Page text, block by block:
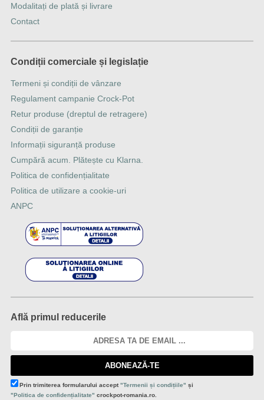
Modalitați de plată și livrare
Contact
Condiții comerciale și legislație
Termeni și condiții de vânzare
Regulament campanie Crock-Pot
Retur produse (dreptul de retragere)
Condiții de garanție
Informații siguranță produse
Cumpără acum. Plătește cu Klarna.
Politica de confidențialitate
Politica de utilizare a cookie-uri
ANPC
Află primul reducerile
ABONEAZĂ-TE
Prin trimiterea formularului accept"Termenii și condițiile" și
"Politica de confidențialitate" crockpot-romania.ro.